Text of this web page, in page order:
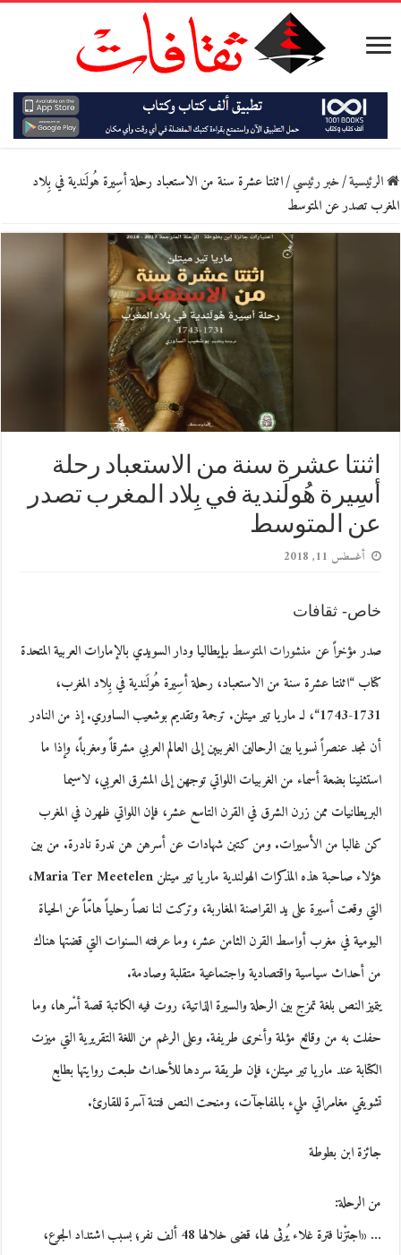
الرئيسية/خبر رئيسي/اثنتا عشرة سنة من الاستعباد رحلة أسِيرة هُولَندية في بِلاد
المغرب تصدر عن المتوسط
اثنتا عشرة سنة من الاستعباد رحلة
أسِيرة هُولَندية في بِلاد المغرب تصدر
عن المتوسط
أغسطس 11, 2018
خاص- ثقافات
صدر مؤخراً عن منشورات المتوسطبإيطاليا ودار السويديبالإمارات العربية المتحدة
كتاب “اثنتا عشرة سنة من الاستعباد، رحلة أسِيرة هُولَندية في بِلاد المغرب،
1731-1743
“، لـماريا تير ميتلن. ترجمة وتقديمبوشعيب الساوري. إذ من النادر
أن نجد عنصراً نسويا بين الرحالين الغربيين إلى العالم العربي مشرقاً ومغرباً، وإذا ما
استثنينا بضعة أسماء من الغربيات اللواتي توجهن إلى المشرق العربي، لاسيما
البريطانيات ممن زرن الشرق في القرن التاسع عشر، فإن اللواتي ظهرن في المغرب
كن غالبا من الأسيرات. ومن كتبن شهادات عن أسرهن هن ندرة نادرة. من بين
هؤلاء صاحبة هذه المذكرات الهولندية ماريا تير ميتلن Maria Ter Meetelen،
التي وقعت أسيرة على يد القراصنة المغاربة، وتركت لنا نصاً رحلياً هامّاً عن الحياة
اليومية في مغرب أواسط القرن الثامن عشر، وما عرفته السنوات التي قضتها هناك
من أحداث سياسية واقتصادية واجتماعية متقلبة وصادمة.
يتميز النص بلغة تمزج بين الرحلة والسيرة الذاتية، روت فيه الكاتبة قصة أسْرها، وما
حفلت به من وقائع مؤلمة وأخرى طريفة. وعلى الرغم من اللغة التقريرية التي ميزت
الكتابة عند ماريا تير ميتلن، فإن طريقة سردها للأحداث طبعت روايتها بطابع
تشويقي مغامراتي مليء بالمفاجآت، ومنحت النص فتنة آسرة للقارئ.
جائزة ابن بطوطة
من الرحلة:
… «اجتزْنا فترة غلاء يُرثى لها، قضى خلالها 48 ألف نفر؛ بسبب اشتداد الجوع،